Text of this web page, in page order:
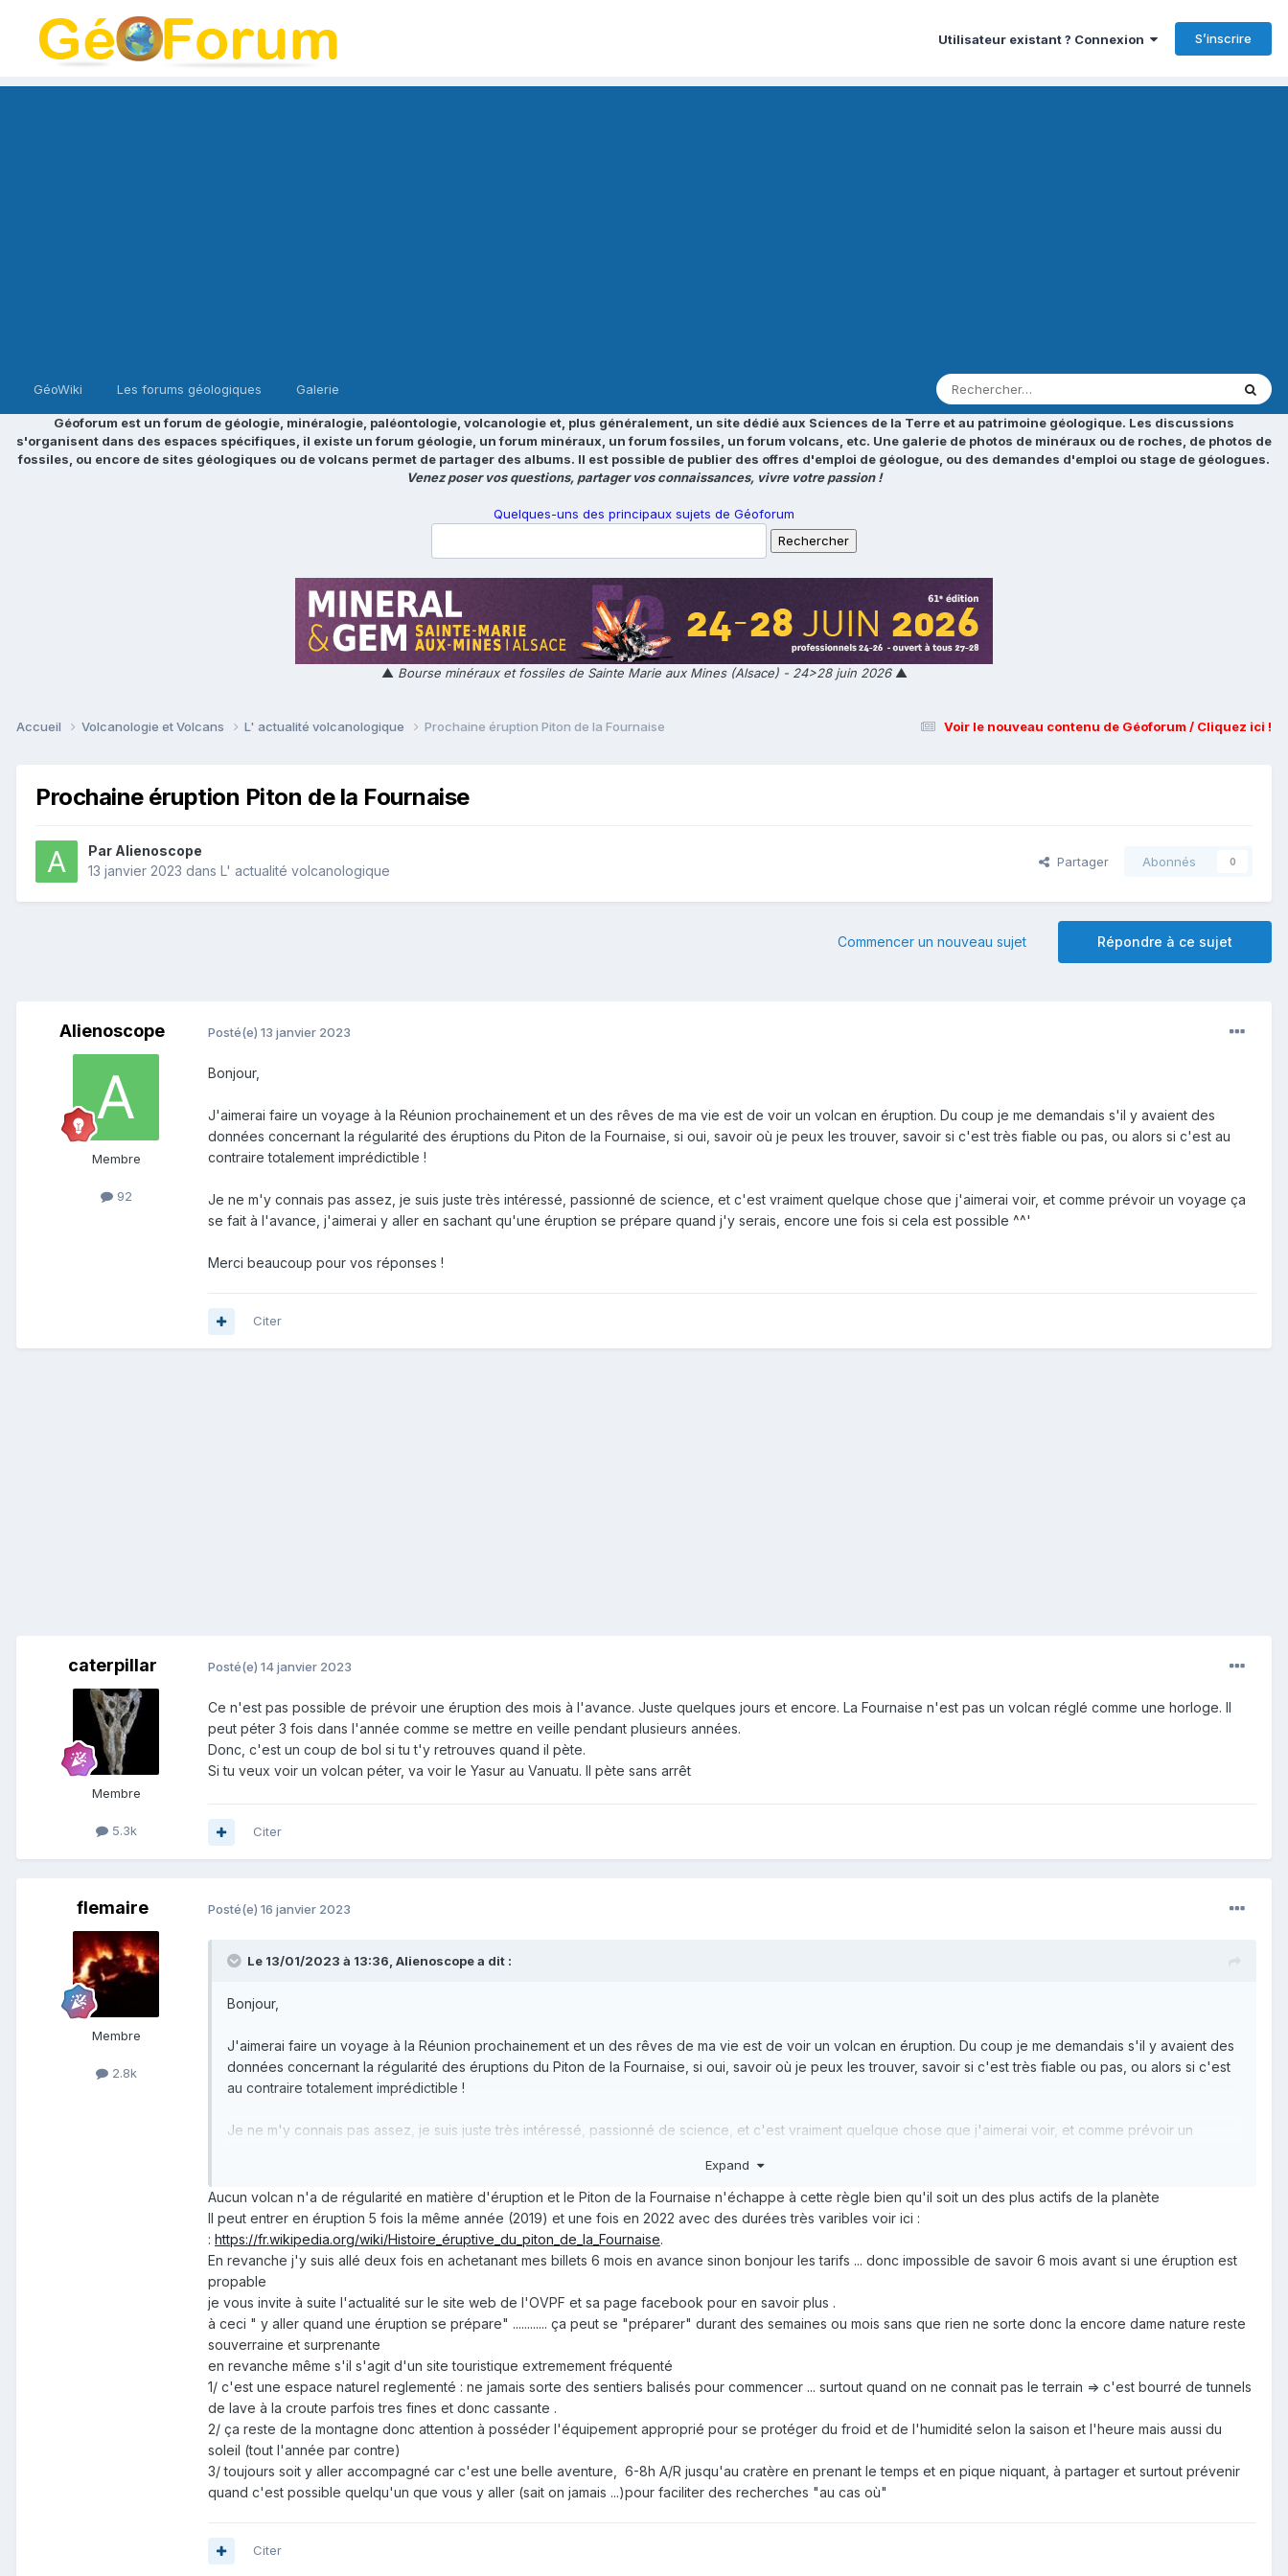
Utilisateur existant ? Connexion S’inscrire
GéoWiki Les forums géologiques Galerie
Géoforum est un forum de géologie, minéralogie, paléontologie, volcanologie et, plus généralement, un site dédié aux Sciences de la Terre et au patrimoine géologique. Les discussions
s'organisent dans des espaces spécifiques, il existe un forum géologie, un forum minéraux, un forum fossiles, un forum volcans, etc. Une galerie de photos de minéraux ou de roches, de photos de
fossiles, ou encore de sites géologiques ou de volcans permet de partager des albums. Il est possible de publier des offres d'emploi de géologue, ou des demandes d'emploi ou stage de géologues.
Venez poser vos questions, partager vos connaissances, vivre votre passion !
Quelques-uns des principaux sujets de Géoforum
▲ Bourse minéraux et fossiles de Sainte Marie aux Mines (Alsace) - 24>28 juin 2026▲
Voir le nouveau contenu de Géoforum / Cliquez ici !
Accueil Volcanologie et Volcans L' actualité volcanologique Prochaine éruption Piton de la Fournaise
Prochaine éruption Piton de la Fournaise
Par Alienoscope
13 janvier 2023 dans L' actualité volcanologique
Partager Abonnés 0
Répondre à ce sujet
Commencer un nouveau sujet
Alienoscope
Membre
92
Posté(e) 13 janvier 2023
Bonjour,
J'aimerai faire un voyage à la Réunion prochainement et un des rêves de ma vie est de voir un volcan en éruption. Du coup je me demandais s'il y avaient des
données concernant la régularité des éruptions du Piton de la Fournaise, si oui, savoir où je peux les trouver, savoir si c'est très fiable ou pas, ou alors si c'est au
contraire totalement imprédictible !
Je ne m'y connais pas assez, je suis juste très intéressé, passionné de science, et c'est vraiment quelque chose que j'aimerai voir, et comme prévoir un voyage ça
se fait à l'avance, j'aimerai y aller en sachant qu'une éruption se prépare quand j'y serais, encore une fois si cela est possible ^^'
Merci beaucoup pour vos réponses !
Citer
caterpillar
Membre
5.3k
Posté(e) 14 janvier 2023
Ce n'est pas possible de prévoir une éruption des mois à l'avance. Juste quelques jours et encore. La Fournaise n'est pas un volcan réglé comme une horloge. Il
peut péter 3 fois dans l'année comme se mettre en veille pendant plusieurs années.
Donc, c'est un coup de bol si tu t'y retrouves quand il pète.
Si tu veux voir un volcan péter, va voir le Yasur au Vanuatu. Il pète sans arrêt
Citer
flemaire
Membre
2.8k
Posté(e) 16 janvier 2023
Le 13/01/2023 à 13:36, Alienoscopea dit :
Bonjour,
J'aimerai faire un voyage à la Réunion prochainement et un des rêves de ma vie est de voir un volcan en éruption. Du coup je me demandais s'il y avaient des
données concernant la régularité des éruptions du Piton de la Fournaise, si oui, savoir où je peux les trouver, savoir si c'est très fiable ou pas, ou alors si c'est
au contraire totalement imprédictible !
Je ne m'y connais pas assez, je suis juste très intéressé, passionné de science, et c'est vraiment quelque chose que j'aimerai voir, et comme prévoir un
Merci beaucoup pour vos réponses !
Expand
Aucun volcan n'a de régularité en matière d'éruption et le Piton de la Fournaise n'échappe à cette règle bien qu'il soit un des plus actifs de la planète
Il peut entrer en éruption 5 fois la même année (2019) et une fois en 2022 avec des durées très varibles voir ici :
: https://fr.wikipedia.org/wiki/Histoire_éruptive_du_piton_de_la_Fournaise.
En revanche j'y suis allé deux fois en achetanant mes billets 6 mois en avance sinon bonjour les tarifs ... donc impossible de savoir 6 mois avant si une éruption est
propable
je vous invite à suite l'actualité sur le site web de l'OVPF et sa page facebook pour en savoir plus .
à ceci " y aller quand une éruption se prépare" ............ ça peut se "préparer" durant des semaines ou mois sans que rien ne sorte donc la encore dame nature reste
souverraine et surprenante
en revanche même s'il s'agit d'un site touristique extremement fréquenté
1/ c'est une espace naturel reglementé : ne jamais sorte des sentiers balisés pour commencer ... surtout quand on ne connait pas le terrain => c'est bourré de tunnels
de lave à la croute parfois tres fines et donc cassante .
2/ ça reste de la montagne donc attention à posséder l'équipement approprié pour se protéger du froid et de l'humidité selon la saison et l'heure mais aussi du
soleil (tout l'année par contre)
3/ toujours soit y aller accompagné car c'est une belle aventure, 6-8h A/R jusqu'au cratère en prenant le temps et en pique niquant, à partager et surtout prévenir
quand c'est possible quelqu'un que vous y aller (sait on jamais ...)pour faciliter des recherches "au cas où"
Citer